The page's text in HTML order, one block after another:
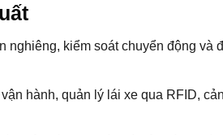
kiểm soát chuyển động và
hành, quản lý lái xe qua RFID,